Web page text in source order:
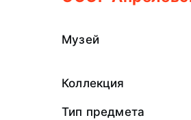
Музей
Коллекция
Тип предмета